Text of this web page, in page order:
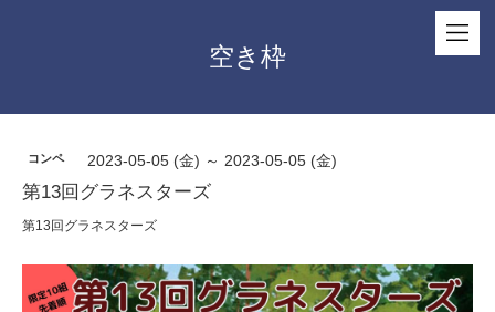
空き枠
コンペ 2023-05-05 (金) ～ 2023-05-05 (金)
第13回グラネスターズ
第13回グラネスターズ